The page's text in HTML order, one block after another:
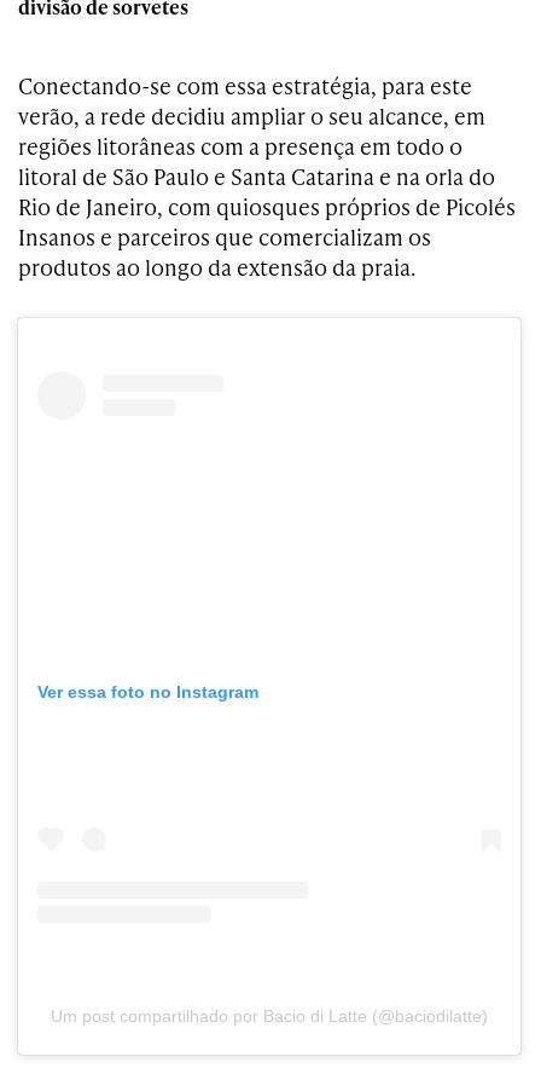
divisão de sorvetes
Conectando-se com essa estratégia, para este
verão, a rede decidiu ampliar o seu alcance, em
regiões litorâneas com a presença em todo o
litoral de São Paulo e Santa Catarina e na orla do
Rio de Janeiro, com quiosques próprios de Picolés
Insanos e parceiros que comercializam os
produtos ao longo da extensão da praia.
Ver essa foto no Instagram
Um post compartilhado por Bacio di Latte (@baciodilatte)